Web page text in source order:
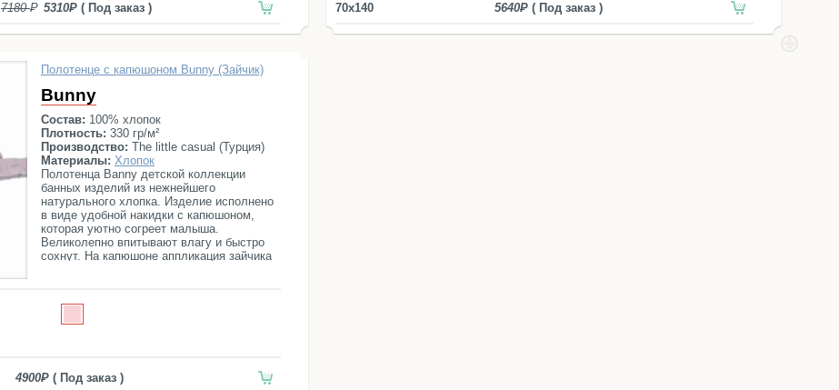
7180 5310 ( Под заказ ) 70x140 5640 ( Под заказ )
Полотенце с капюшоном Bunny (Зайчик)
Bunny
Состав: 100% хлопок
Плотность: 330 гр/м²
Производство: The little casual (Турция)
Материалы: Хлопок
Полотенца Banny детской коллекции
банных изделий из нежнейшего
натурального хлопка. Изделие исполнено
в виде удобной накидки с капюшоном,
которая уютно согреет малыша.
Великолепно впитывают влагу и быстро
сохнут. На капюшоне аппликация зайчика
4900 ( Под заказ )